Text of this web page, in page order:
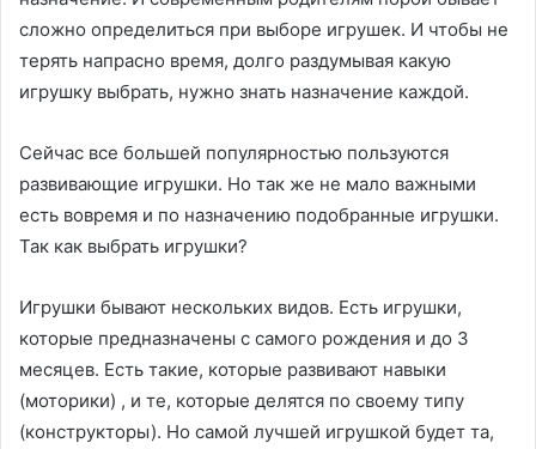
сложно определиться при выборе игрушек. И чтобы не
терять напрасно время, долго раздумывая какую
игрушку выбрать, нужно знать назначение каждой.
Сейчас все большей популярностью пользуются
развивающие игрушки. Но так же не мало важными
есть вовремя и по назначению подобранные игрушки.
Так как выбрать игрушки?
Игрушки бывают нескольких видов. Есть игрушки,
которые предназначены с самого рождения и до 3
месяцев. Есть такие, которые развивают навыки
(моторики) , и те, которые делятся по своему типу
(конструкторы). Но самой лучшей игрушкой будет та,